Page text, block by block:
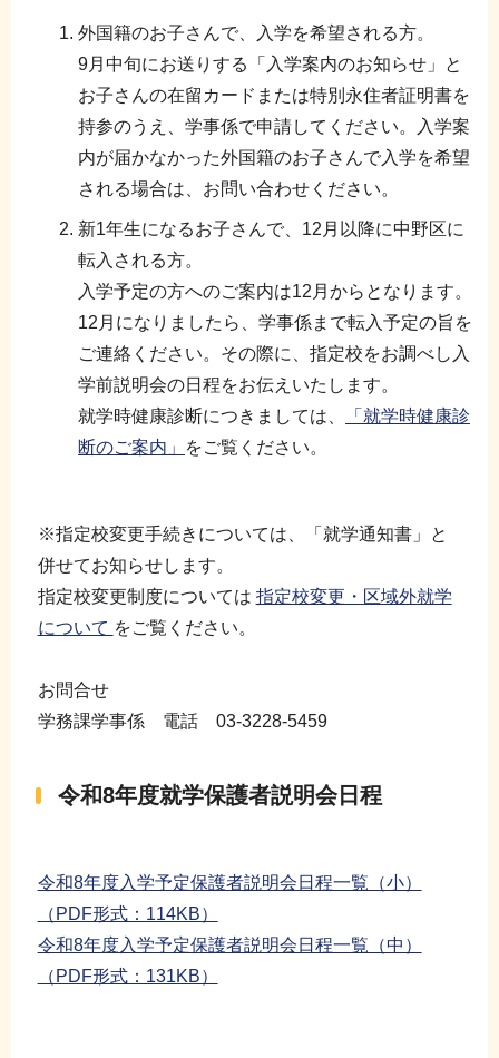
外国籍のお子さんで、入学を希望される方。
9月中旬にお送りする「入学案内のお知らせ」と
お子さんの在留カードまたは特別永住者証明書を
持参のうえ、学事係で申請してください。入学案
内が届かなかった外国籍のお子さんで入学を希望
される場合は、お問い合わせください。
新1年生になるお子さんで、12月以降に中野区に
転入される方。
入学予定の方へのご案内は12月からとなります。
12月になりましたら、学事係まで転入予定の旨を
ご連絡ください。その際に、指定校をお調べし入
学前説明会の日程をお伝えいたします。
就学時健康診断につきましては、
「就学時健康診
断のご案内」
をご覧ください。
※指定校変更手続きについては、「就学通知書」と
併せてお知らせします。
指定校変更制度については 指定校変更・区域外就学
について をご覧ください。
お問合せ
学務課学事係 電話 03-3228-5459
令和8年度就学保護者説明会日程
令和8年度入学予定保護者説明会日程一覧（小）
（PDF形式：114KB）
令和8年度入学予定保護者説明会日程一覧（中）
（PDF形式：131KB）